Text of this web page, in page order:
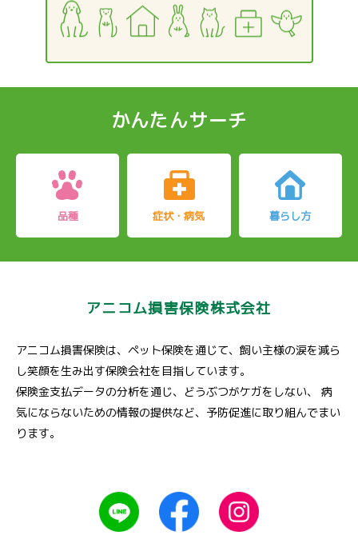
かんたんサーチ
品種 症状・病気 暮らし方
アニコム損害保険株式会社
アニコム損害保険は、ペット保険を通じて、飼い主様の涙を減ら
し笑顔を生み出す保険会社を目指しています。
保険金支払データの分析を通じ、どうぶつがケガをしない、 病
気にならないための情報の提供など、予防促進に取り組んでまい
ります。